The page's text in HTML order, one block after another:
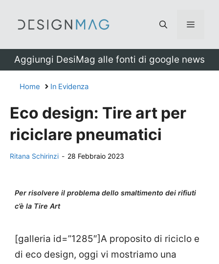
Menu
Aggiungi DesiMag alle fonti di google news
Home In Evidenza
Eco design: Tire art per
riciclare pneumatici
Ritana Schirinzi - 28 Febbraio 2023
Per risolvere il problema dello smaltimento dei rifiuti
c’è la Tire Art
[galleria id=”1285″]A proposito di riciclo e
di eco design, oggi vi mostriamo una